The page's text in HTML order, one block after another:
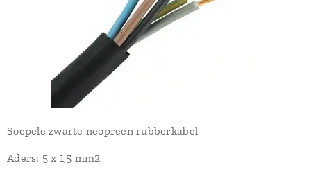
Soepele zwarte neopreen rubberkabel
Aders: 5 x 1,5 mm2